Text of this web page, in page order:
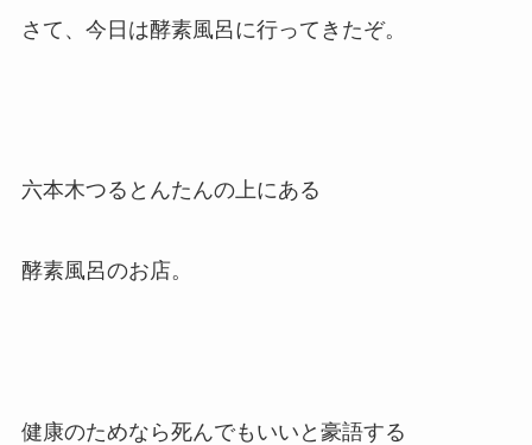
さて、今日は酵素風呂に行ってきたぞ。
六本木つるとんたんの上にある
酵素風呂のお店。
健康のためなら死んでもいいと豪語する